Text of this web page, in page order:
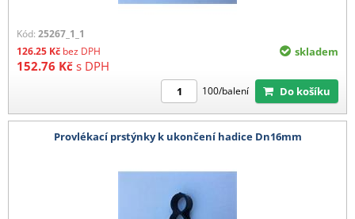
Kód: 25267_1_1
126.25 Kč bez DPH
152.76 Kč s DPH
skladem
100/balení Do košíku
Provlékací prstýnky k ukončení hadice Dn16mm